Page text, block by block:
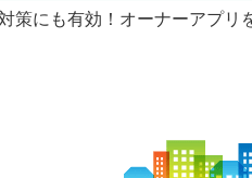
策にも有効！オーナーアプリ